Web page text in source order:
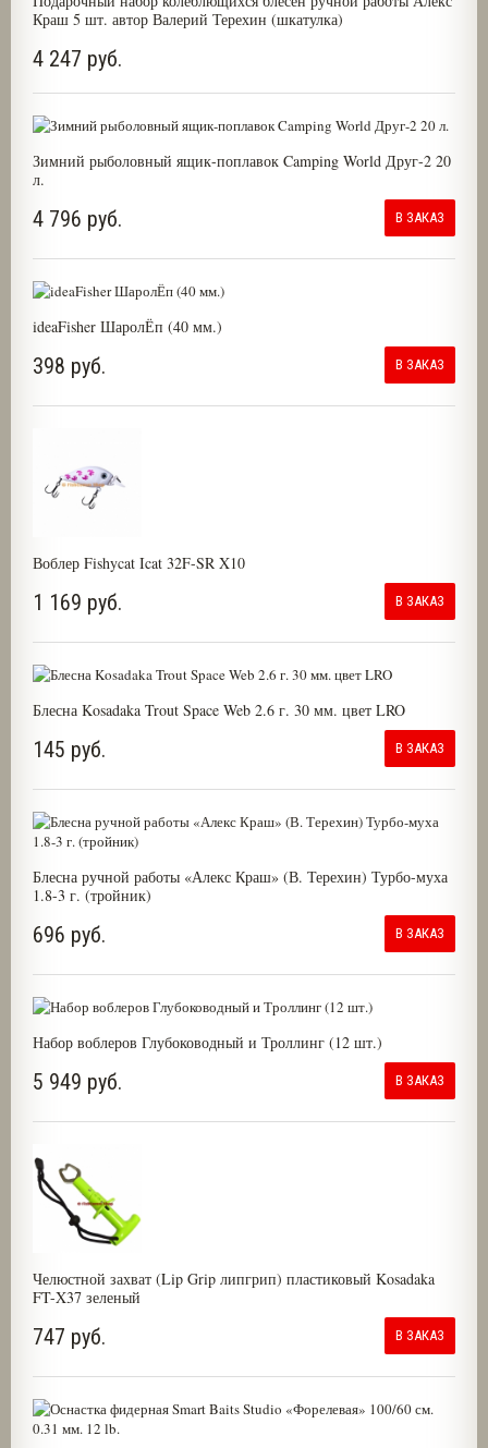
Краш 5 шт. автор Валерий Терехин (шкатулка)
4 247 руб.
Зимний рыболовный ящик-поплавок Camping World Друг-2 20
л.
4 796 руб. В ЗАКАЗ
ideaFisher ШаролЁп (40 мм.)
398 руб. В ЗАКАЗ
Воблер Fishycat Icat 32F-SR X10
1 169 руб. В ЗАКАЗ
Блесна Kosadaka Trout Space Web 2.6 г. 30 мм. цвет LRO
145 руб. В ЗАКАЗ
Блесна ручной работы «Алекс Краш» (В. Терехин) Турбо-муха
1.8-3 г. (тройник)
696 руб. В ЗАКАЗ
Набор воблеров Глубоководный и Троллинг (12 шт.)
5 949 руб. В ЗАКАЗ
Челюстной захват (Lip Grip липгрип) пластиковый Kosadaka
FT-X37 зеленый
747 руб. В ЗАКАЗ